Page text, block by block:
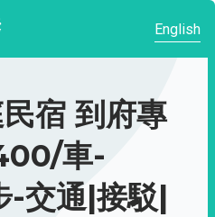
English
宿 到府專
車-
交通|接駁|